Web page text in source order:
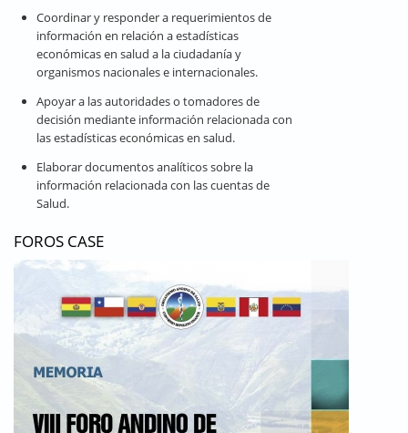
Coordinar y responder a requerimientos de
información en relación a estadísticas
económicas en salud a la ciudadanía y
organismos nacionales e internacionales.
Apoyar a las autoridades o tomadores de
decisión mediante información relacionada con
las estadísticas económicas en salud.
Elaborar documentos analíticos sobre la
información relacionada con las cuentas de
Salud.
FOROS CASE